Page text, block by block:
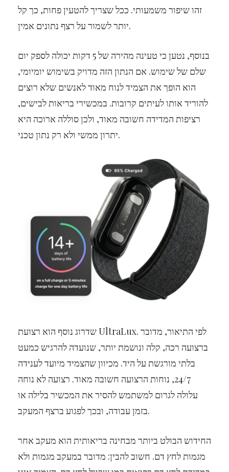
זהו שיפור משמעותי. ככל שצריך להטעין פחות, כך קל
יותר לשמור על רצף נתונים אמין.
בנוסף, נטען כי טעינה מהירה של 5 דקות יכולה לספק יום
שלם של שימוש. אם הנתון הזה מדויק בשימוש יומיומי,
הוא הופך את הצמיד לנוח מאוד לאנשים שלא רוצים
להוריד אותו לעיתים קרובות. במכשירי בריאות לבישים,
רציפות המדידה חשובה מאוד, ולכן סוללה ארוכה היא
יתרון ממשי ולא רק נתון טכני.
שדרוג נוסף הוא רצועת UltraLux. לפי התיאור, מדובר
ברצועה רכה, קלה ונושמת יותר, שנועדה להרגיש כמעט
בלתי מורגשת על היד. מכיוון שהצמיד מיועד לענידה
24/7, נוחות הרצועה חשובה מאוד. רצועה לא נוחה
עלולה לגרום למשתמש להסיר את המכשיר בלילה או
בזמן עבודה, ובכך לפגוע ברצף המעקב.
החידוש הבולט ביותר מבחינה בריאותית הוא מעקב אחר
מגמות לחץ דם. חשוב להבין: מדובר במעקב מגמות ולא